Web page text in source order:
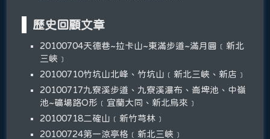
歷史回顧文章
20100704天德巷~拉卡山~東滿步道~滿月圓﹝新北
三峽﹞
20100710竹坑山北峰、竹坑山﹝新北三峽、新店﹞
20100717九寮溪步道、九寮溪瀑布、崙埤池、中嶺
池~礦場路O形﹝宜蘭大同、新北烏來﹞
20100718二確山﹝新竹芎林﹞
20100724第一涼亭格﹝新北三峽﹞